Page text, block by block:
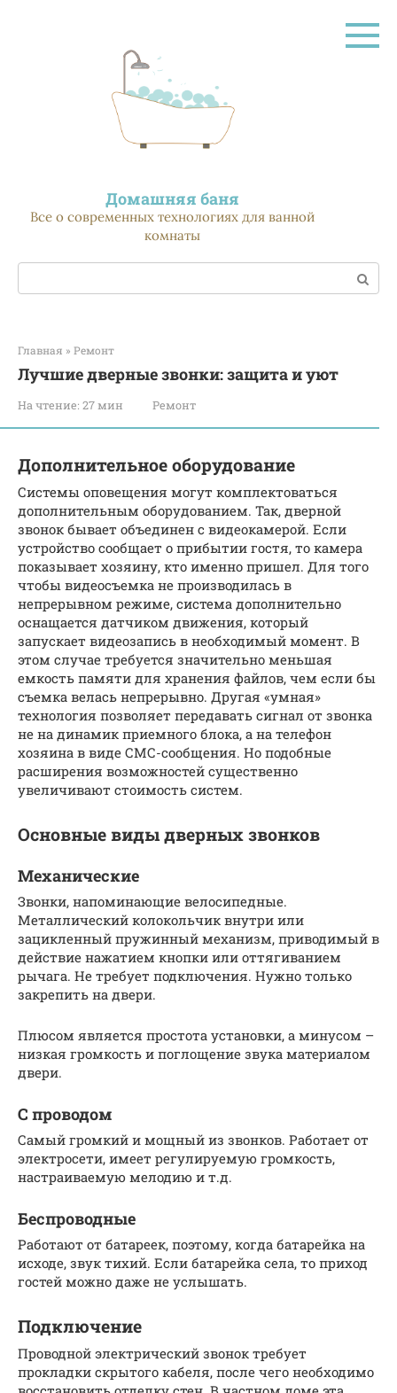
Домашняя баня
Все о современных технологиях для ванной
комнаты
Поиск:
Главная » Ремонт
Лучшие дверные звонки: защита и уют
На чтение: 27 мин Ремонт
Дополнительное оборудование
Системы оповещения могут комплектоваться
дополнительным оборудованием. Так, дверной
звонок бывает объединен с видеокамерой. Если
устройство сообщает о прибытии гостя, то камера
показывает хозяину, кто именно пришел. Для того
чтобы видеосъемка не производилась в
непрерывном режиме, система дополнительно
оснащается датчиком движения, который
запускает видеозапись в необходимый момент. В
этом случае требуется значительно меньшая
емкость памяти для хранения файлов, чем если бы
съемка велась непрерывно. Другая «умная»
технология позволяет передавать сигнал от звонка
не на динамик приемного блока, а на телефон
хозяина в виде СМС-сообщения. Но подобные
расширения возможностей существенно
увеличивают стоимость систем.
Основные виды дверных звонков
Механические
Звонки, напоминающие велосипедные.
Металлический колокольчик внутри или
зацикленный пружинный механизм, приводимый в
действие нажатием кнопки или оттягиванием
рычага. Не требует подключения. Нужно только
закрепить на двери.
Плюсом является простота установки, а минусом –
низкая громкость и поглощение звука материалом
двери.
С проводом
Самый громкий и мощный из звонков. Работает от
электросети, имеет регулируемую громкость,
настраиваемую мелодию и т.д.
Беспроводные
Работают от батареек, поэтому, когда батарейка на
исходе, звук тихий. Если батарейка села, то приход
гостей можно даже не услышать.
Подключение
Проводной электрический звонок требует
прокладки скрытого кабеля, после чего необходимо